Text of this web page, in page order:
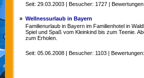
Seit: 29.03.2003 | Besucher: 1727 |
» Wellnessurlaub in Bayern
Familienurlaub in Bayern im Familienhotel in
Spiel und Spaß vom Kleinkind bis zum Teenie.
zum Erholen.
Seit: 05.06.2008 | Besucher: 1103 |